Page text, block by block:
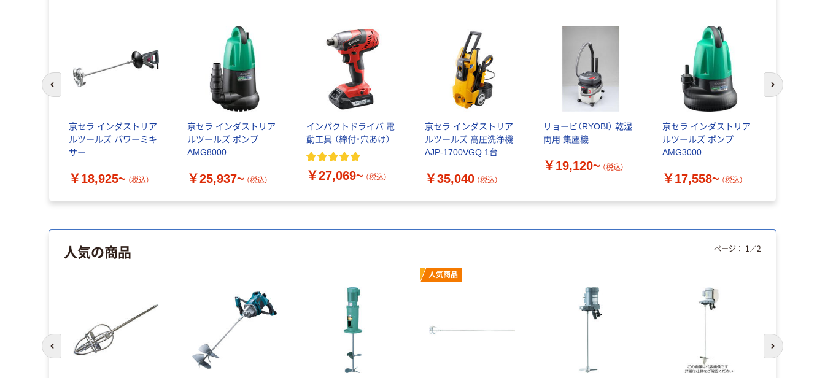
京セラ インダストリア
ルツールズ パワーミキ
サー
￥18,925~ （税込）
京セラ インダストリア
ルツールズ ポンプ
AMG8000
￥25,937~ （税込）
インパクトドライバ 電
動工具 （締付・穴あけ）
￥27,069~ （税込）
京セラ インダストリア
ルツールズ 高圧洗浄機
AJP-1700VGQ 1台
￥35,040 （税込）
リョービ（RYOBI） 乾湿
両用 集塵機
￥19,120~ （税込）
京セラ インダストリア
ルツールズ ポンプ
AMG3000
￥17,558~ （税込）
前のスライドへ 次のスライド
人気の商品
人気商品
ページ： 1 ／2
前のスライドへ 次のスライド